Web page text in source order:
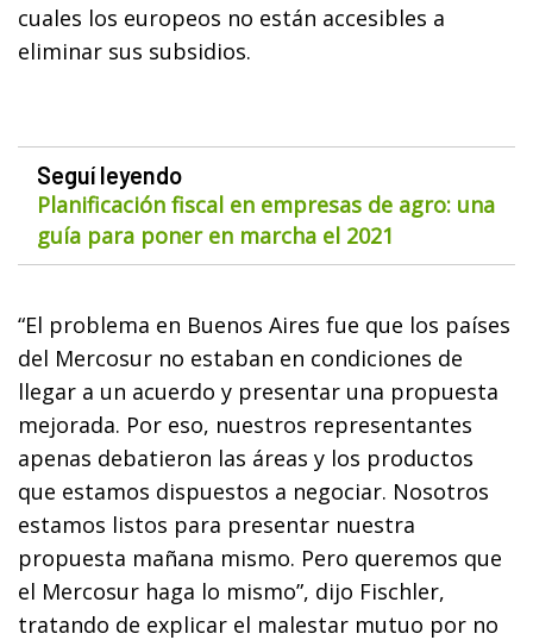
cuales los europeos no están accesibles a
eliminar sus subsidios.
Seguí leyendo
Planificación fiscal en empresas de agro: una
guía para poner en marcha el 2021
“El problema en Buenos Aires fue que los países
del Mercosur no estaban en condiciones de
llegar a un acuerdo y presentar una propuesta
mejorada. Por eso, nuestros representantes
apenas debatieron las áreas y los productos
que estamos dispuestos a negociar. Nosotros
estamos listos para presentar nuestra
propuesta mañana mismo. Pero queremos que
el Mercosur haga lo mismo”, dijo Fischler,
tratando de explicar el malestar mutuo por no